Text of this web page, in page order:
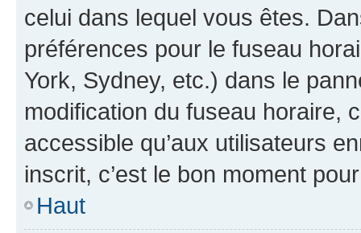
celui dans lequel vous êtes.
préférences pour le fuseau
York, Sydney, etc.) dans le
modification du fuseau horaire,
accessible qu’aux utilisateurs
inscrit, c’est le bon moment
Haut